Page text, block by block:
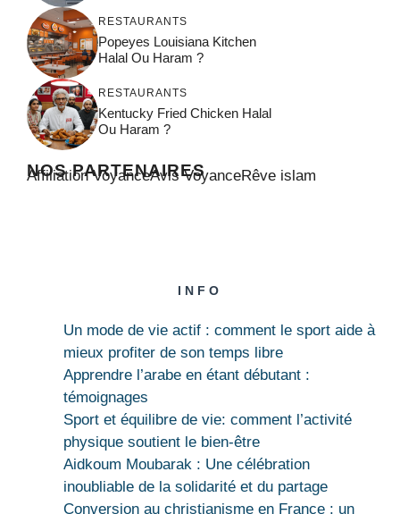
RESTAURANTS
Popeyes Louisiana Kitchen
Halal Ou Haram ?
RESTAURANTS
Kentucky Fried Chicken Halal
Ou Haram ?
NOS PARTENAIRES
Affiliation VoyanceAvis VoyanceRêve islam
INFO
Un mode de vie actif : comment le sport aide à
mieux profiter de son temps libre
Apprendre l’arabe en étant débutant :
témoignages
Sport et équilibre de vie: comment l’activité
physique soutient le bien-être
Aidkoum Moubarak : Une célébration
inoubliable de la solidarité et du partage
Conversion au christianisme en France : un